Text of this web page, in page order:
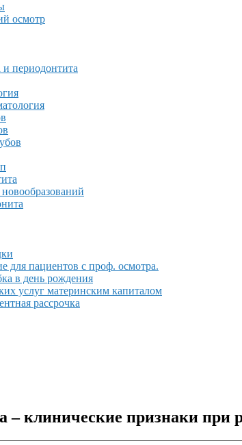
осмотр
периодонтита
для пациентов с проф. осмотра.
в день рождения
услуг материнским капиталом
рассрочка
– клинические признаки при